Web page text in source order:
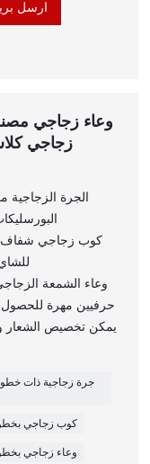
ارسل
وعاء زجاجي
زجاجي
حرفيين مهرة
جرة زجاجية ذات
كوب زجاجي
وعاء زجاجي